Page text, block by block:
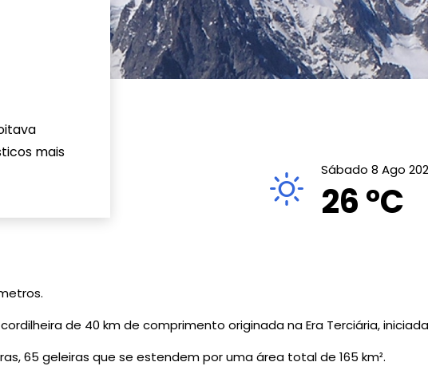
mais
Sábado 8 Ago
26 °C
de 40 km de comprimento originada na Era Terciária,
65 geleiras que se estendem por uma área total de 165 km².